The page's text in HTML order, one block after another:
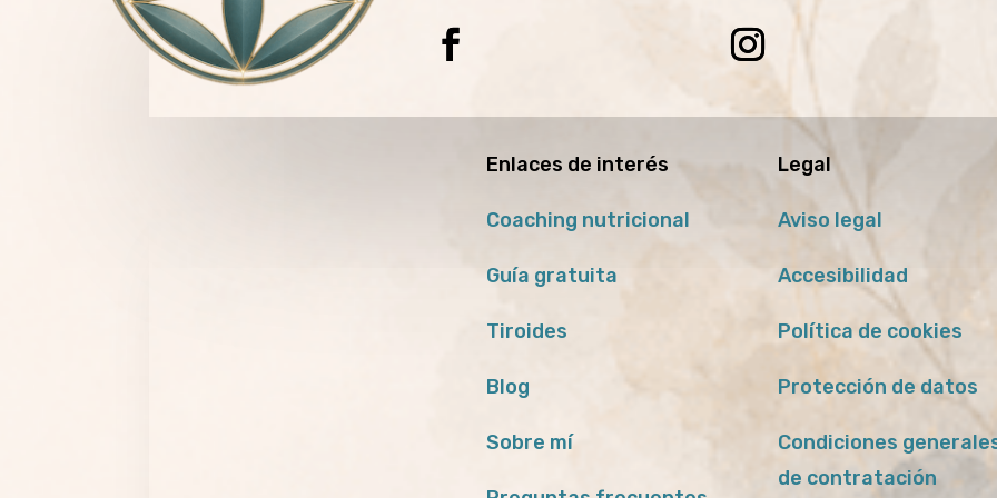
Enlaces de interés
Coaching nutricional
Guía gratuita
Tiroides
Blog
Sobre mí
Legal
Aviso legal
Accesibilidad
Política de cookies
Protección de datos
Condiciones
de contratación